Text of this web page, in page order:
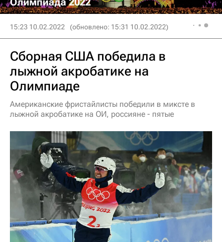
15:23 10.02.2022 (обновлено: 15:31 10.02.2022)
Сборная США победила в
лыжной акробатике на
Олимпиаде
Американские фристайлисты победили в миксте в
лыжной акробатике на ОИ, россияне - пятые